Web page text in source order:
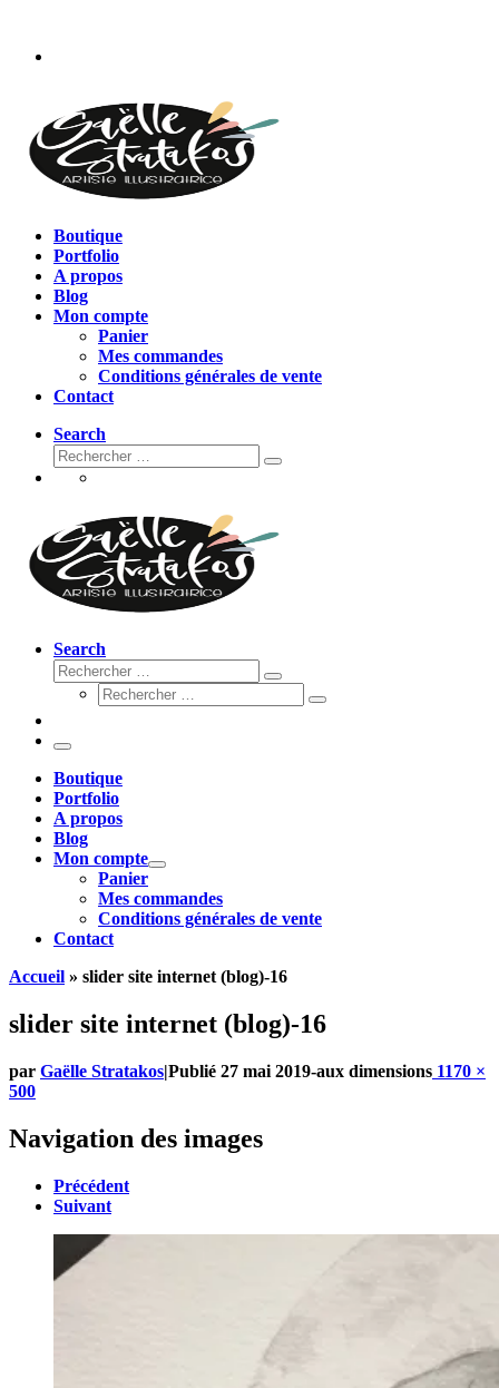
contenu
Boutique
Portfolio
A propos
Blog
Mon compte
Panier
Mes commandes
Conditions générales de vente
Contact
Search
Rechercher
Rechercher
Search
Rechercher
Rechercher
Rechercher
Rechercher
Menu
Boutique
Portfolio
A propos
Blog
Mon compte
Panier
Mes commandes
Conditions générales de vente
Contact
Accueil » slider site internet (blog)-16
slider site internet (blog)-16
par Gaëlle Stratakos|Publié 27 mai 2019-aux dimensions 1170 ×
500
Navigation des images
Précédent
Suivant